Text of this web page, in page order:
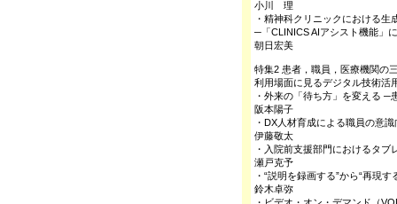
小川 理
・精神科クリニックにおける生
─「CLINICS AIアシスト機能」
朝日宏美
特集2 患者，職員，医療機関の
利用場面に見るデジタル技術活
・外来の「待ち方」を変える
阪本陽子
・DX人材育成による職員の意識
伊藤敬太
・入院前支援部門におけるタ
瀬戸克予
・“説明を録画する”から“再現
鈴木卓弥